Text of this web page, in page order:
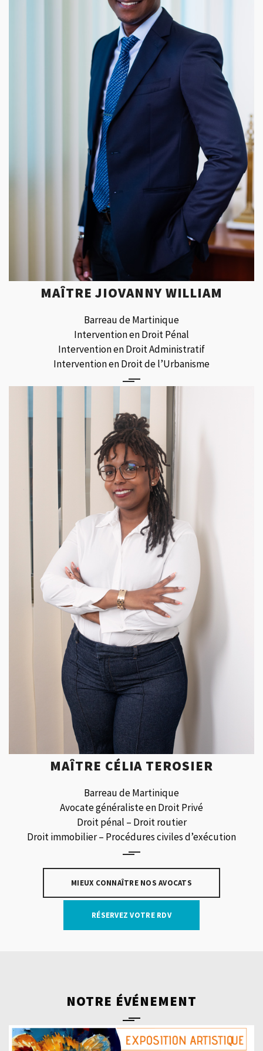
MAÎTRE JIOVANNY WILLIAM
Barreau de Martinique
Intervention en Droit Pénal
Intervention en Droit Administratif
Intervention en Droit de l’Urbanisme
MAÎTRE CÉLIA TEROSIER
Barreau de Martinique
Avocate généraliste en Droit Privé
Droit pénal – Droit routier
Droit immobilier – Procédures civiles d’exécution
MIEUX CONNAÎTRE NOS AVOCATS
RÉSERVEZ VOTRE RDV
NOTRE ÉVÉNEMENT